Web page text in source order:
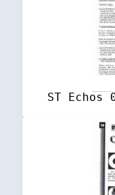
ST